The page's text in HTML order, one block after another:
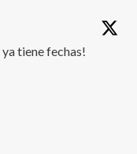
ya tiene fechas!